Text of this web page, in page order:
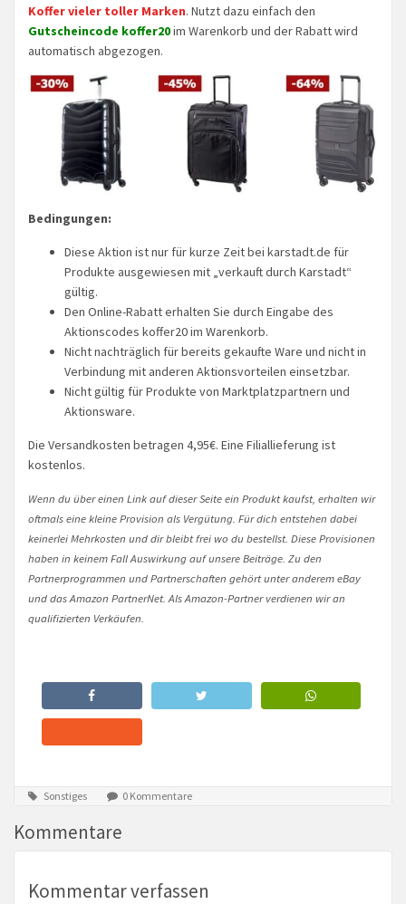
Koffer vieler toller Marken. Nutzt dazu einfach den
Gutscheincode koffer20im Warenkorb und der Rabatt wird
automatisch abgezogen.
Bedingungen:
Diese Aktion ist nur für kurze Zeit bei karstadt.de für
Produkte ausgewiesen mit „verkauft durch Karstadt“
gültig.
Den Online-Rabatt erhalten Sie durch Eingabe des
Aktionscodes koffer20 im Warenkorb.
Nicht nachträglich für bereits gekaufte Ware und nicht in
Verbindung mit anderen Aktionsvorteilen einsetzbar.
Nicht gültig für Produkte von Marktplatzpartnern und
Aktionsware.
Die Versandkosten betragen 4,95€. Eine Filiallieferung ist
kostenlos.
Wenn du über einen Link auf dieser Seite ein Produkt kaufst, erhalten wir
oftmals eine kleine Provision als Vergütung. Für dich entstehen dabei
keinerlei Mehrkosten und dir bleibt frei wo du bestellst. Diese Provisionen
haben in keinem Fall Auswirkung auf unsere Beiträge. Zu den
Partnerprogrammen und Partnerschaften gehört unter anderem eBay
und das Amazon PartnerNet. Als Amazon-Partner verdienen wir an
qualifizierten Verkäufen.
Sonstiges 0 Kommentare
Kommentare
Kommentar verfassen